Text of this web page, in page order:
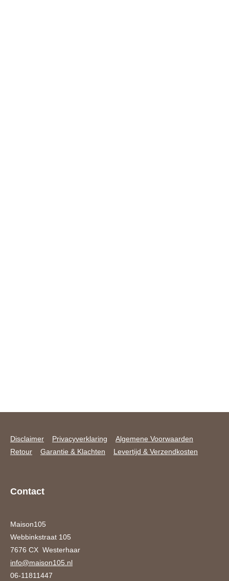
Disclaimer Privacyverklaring
Algemene Voorwaarden
Retour
Garantie & Klachten Levertijd & Verzendkosten
Contact
Maison105
Webbinkstraat 105
7676 CX Westerhaar
info@maison105.nl
06-11811447